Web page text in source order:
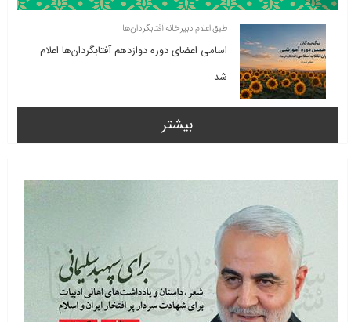
طبق اعلام دبیرخانه آفتابگردان‌ها
اسامی اعضای دوره دوازدهم آفتابگردان‌ها اعلام
شد
بیشتر